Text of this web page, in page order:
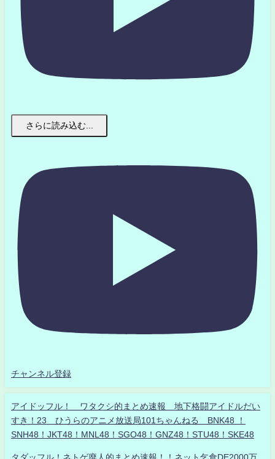
さらに読み込む...
チャンネル登録
アイドッフル！ ワタクシ的まとめ速報 地下格闘アイドルだい
すき！23 ひうらのアニメ放送局101ちゃんねる BNK48 ！
SNH48！JKT48！MNL48！SGO48！GNZ48！STU48！SKE48
タダッフル！ネトゲ廃人的まとめ速報！！ネット乞食DE2000万